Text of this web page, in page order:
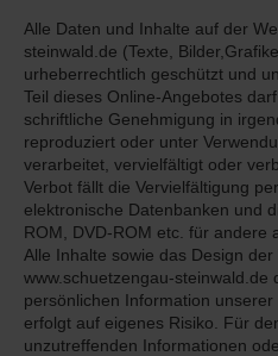
Alle Daten und Inhalte auf der
steinwald.de (Texte,
urheberrechtlich geschützt und
Teil dieses Online-Angebotes
schriftliche Genehmigung in
reproduziert oder unter
verarbeitet, vervielfältigt oder
Verbot fällt die Vervielfältigung
elektronische Datenbanken und
ROM, DVD-ROM etc. für andere
Alle Inhalte sowie das Design der
www.schuetzengau-steinwald.de
persönlichen Information
erfolgt auf eigenes Risiko. Für
unzutreffenden Informationen